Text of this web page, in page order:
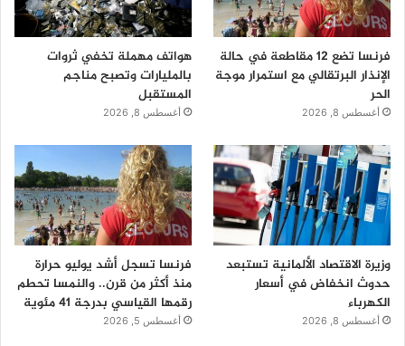
فرنسا تضع 12 مقاطعة في حالة
الإنذار البرتقالي مع استمرار موجة
الحر
أغسطس 8, 2026
هواتف مهملة تخفي ثروات
بالمليارات وتصبح مناجم
المستقبل
أغسطس 8, 2026
وزيرة الاقتصاد الألمانية تستبعد
حدوث انخفاض في أسعار
الكهرباء
أغسطس 8, 2026
فرنسا تسجل أشد يوليو حرارة
منذ أكثر من قرن.. والنمسا تحطم
رقمها القياسي بدرجة 41 مئوية
أغسطس 5, 2026